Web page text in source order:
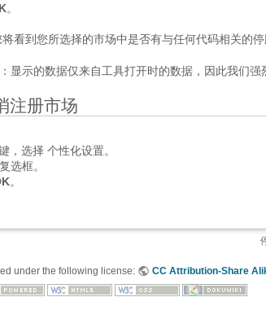
。
看到您所选择的市场中是否有与任何代码相关的停
：显示的数据仅来自工具打开时的数据，因此我们
注册市场
，选择 个性化设置。
选框。
。
under the following license: CC Attribution-Share